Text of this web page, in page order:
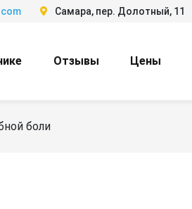
Отзывы Цены
Самара, пер. Долотный, 11
боли